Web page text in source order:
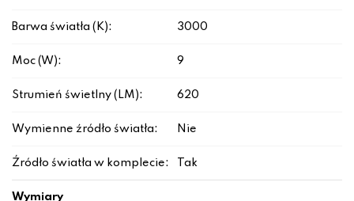
Barwa światła (K): 3000
Moc (W): 9
Strumień świetlny (LM): 620
Wymienne źródło światła: Nie
Źródło światła w komplecie: Tak
Wymiary